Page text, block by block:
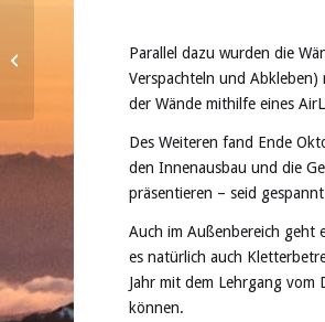
Parallel dazu wurden die
Verspachteln und
der Wände mithilfe eines
Des Weiteren fand Ende
den Innenausbau und die
präsentieren – seid
Auch im Außenbereich geht
es natürlich auch
Jahr mit dem Lehrgang
können.
und Besichtigungen im
Kulmbacher Land